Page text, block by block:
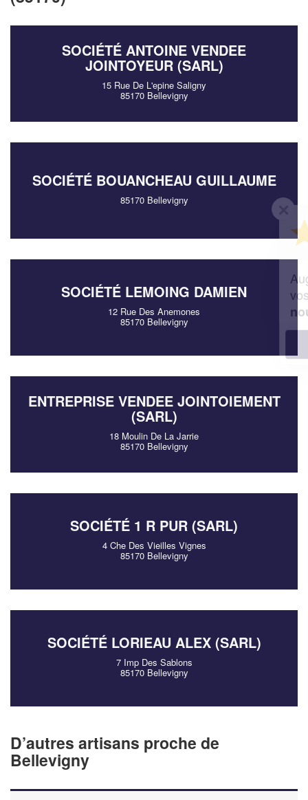
SOCIÉTÉ ANTOINE VENDEE
JOINTOYEUR (SARL)
15 Rue De L'epine Saligny
85170 Bellevigny
SOCIÉTÉ BOUANCHEAU GUILLAUME
85170 Bellevigny
SOCIÉTÉ LEMOING DAMIEN
12 Rue Des Anemones
85170 Bellevigny
ENTREPRISE VENDEE JOINTOIEMENT
(SARL)
18 Moulin De La Jarrie
85170 Bellevigny
SOCIÉTÉ 1 R PUR (SARL)
4 Che Des Vieilles Vignes
85170 Bellevigny
SOCIÉTÉ LORIEAU ALEX (SARL)
7 Imp Des Sablons
85170 Bellevigny
D’autres artisans proche de
Bellevigny
professionnel ?
et
vosmargestout en gagnant de
nouveaux clients!